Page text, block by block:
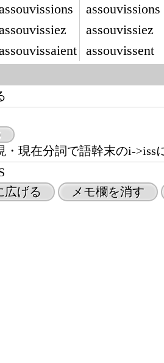
assouvissions
assouvissiez
assouvissent
現在分詞で語幹末のi->iss
広げる メモ欄を消す